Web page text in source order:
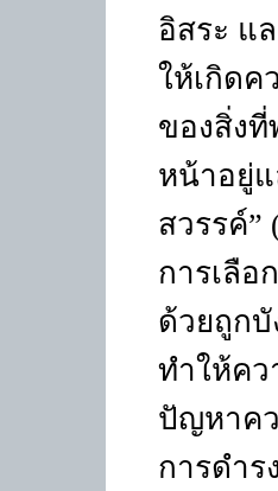
อิสระ แ
ให้เกิด
ของสิ่งที่
หน้าอยู่แ
สวรรค์”
การเลือ
ด้วยถูก
ทำให้ค
ปัญหาคว
การดำ